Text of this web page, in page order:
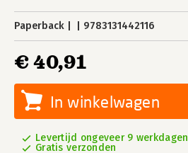
Paperback 9783131442116
€ 40,91
In winkelwagen
Levertijd ongeveer 9 werkdagen
Gratis verzonden